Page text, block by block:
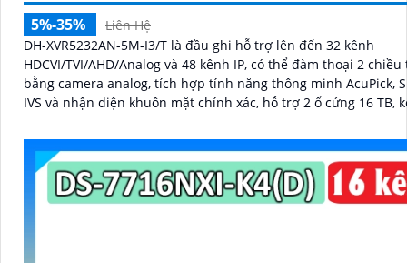
5%-35%
Liên Hệ
DH-XVR5232AN-5M-I3/T là đầu ghi hỗ trợ lên đến 32 kênh
HDCVI/TVI/AHD/Analog và 48 kênh IP, có thể đàm thoại 2
bằng camera analog, tích hợp tính năng thông minh AcuPick,
IVS và nhận diện khuôn mặt chính xác, hỗ trợ 2 ổ cứng 16 TB,